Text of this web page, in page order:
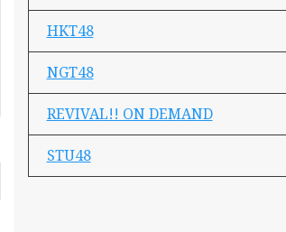
HKT48
NGT48
REVIVAL!! ON DEMAND
STU48